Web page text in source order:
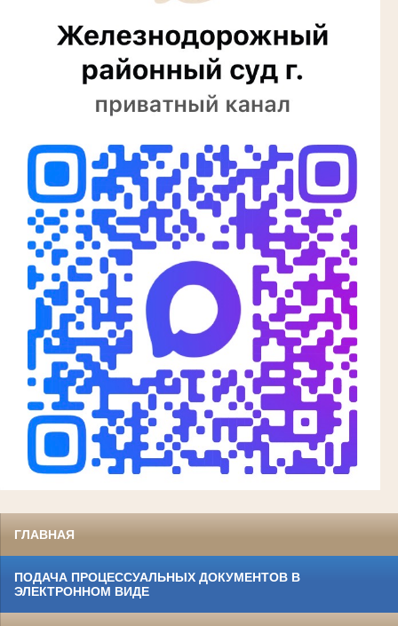
ГЛАВНАЯ
ПОДАЧА ПРОЦЕССУАЛЬНЫХ ДОКУМЕНТОВ В
ЭЛЕКТРОННОМ ВИДЕ